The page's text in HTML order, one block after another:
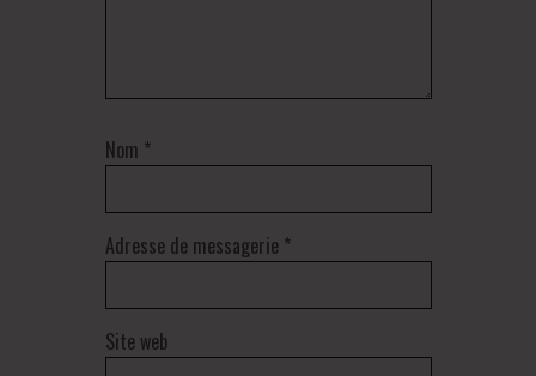
Nom *
Adresse de messagerie *
Site web